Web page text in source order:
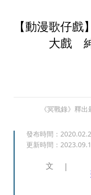
【動漫歌仔
大戲
《冥戰錄》釋
發布時間：
更新時間：
文